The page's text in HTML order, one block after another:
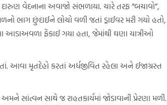
વેદનાના અવાજો સંભળાયા. ચારે તરફ “બચાવો”,
ભાગ છુંદાઈને લોચો વળી જતાં ડ્રાઈવર મરી ગયો હતો,
આડાઅવળા ફેંકાઈ ગયા હતા, જેમાંથી ઘણા યાત્રીઓ
આવા મૃતદેહો કરતાં અર્ધજીવિત રહેલા અને ઈજાગ્રસ્ત
સાંત્વન સાથે જ રાહતકાર્યમાં જોડાવાની પ્રેરણા મળી.